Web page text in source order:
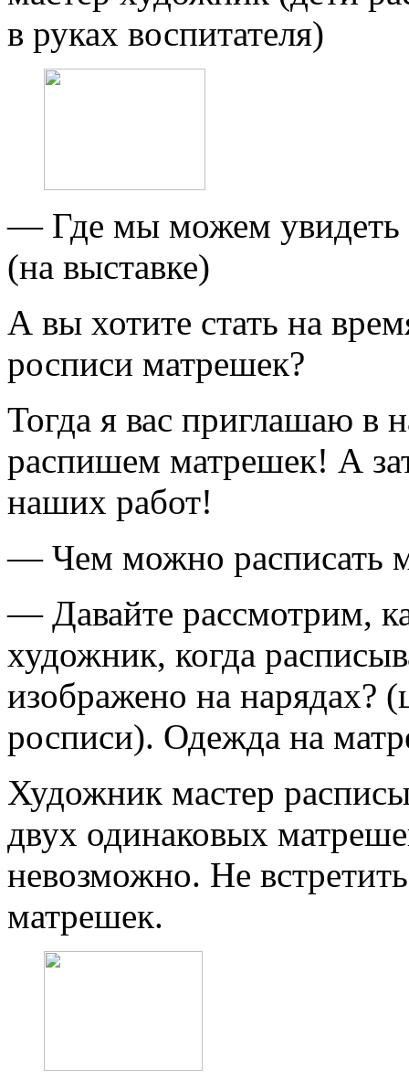
в руках воспитателя)
— Где мы можем увидеть
(на выставке)
А вы хотите стать на
росписи матрешек?
Тогда я вас приглашаю в
распишем матрешек! А
наших работ!
— Чем можно расписать
— Давайте рассмотрим,
художник, когда
изображено на нарядах?
росписи). Одежда на
Художник мастер
двух одинаковых
невозможно. Не
матрешек.